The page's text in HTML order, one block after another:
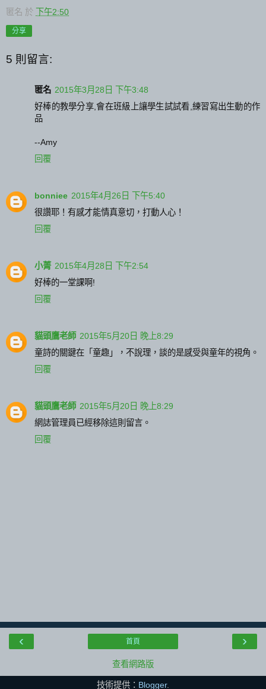
匿名 於 下午2:50
分享
5 則留言:
匿名 2015年3月28日 下午3:48
好棒的教學分享,會在班級上讓學生試試看,練習寫出生動的作
品
--Amy
回覆
bonniee 2015年4月26日 下午5:40
很讚耶！有感才能情真意切，打動人心！
回覆
小菁 2015年4月28日 下午2:54
好棒的一堂課啊!
回覆
貓頭鷹老師 2015年5月20日 晚上8:29
童詩的關鍵在「童趣」，不說理，談的是感受與童年的視角。
回覆
貓頭鷹老師 2015年5月20日 晚上8:29
網誌管理員已經移除這則留言。
回覆
‹ ›
首頁
查看網路版
技術提供： Blogger.